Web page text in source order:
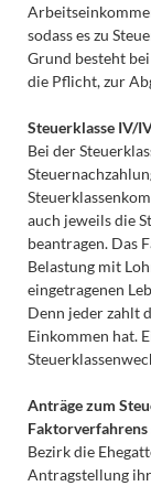
sodass es zu
Grund besteht
die Pflicht, zur
Steuerklasse IV/
Bei der
auch jeweils die
beantragen. Das
Belastung mit
eingetragenen
Denn jeder zahlt
Einkommen hat.
Anträge zum
Faktorverfahrens
Bezirk die
Antragstellung